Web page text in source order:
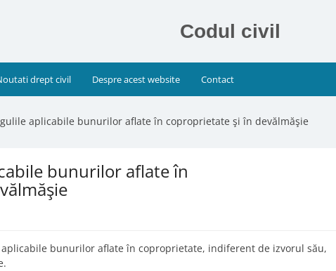
Codul civil
drept civil Despre acest website Contact
aplicabile bunurilor aflate în coproprietate şi în devălmăşie
bunurilor aflate în
bunurilor aflate în coproprietate, indiferent de izvorul său,